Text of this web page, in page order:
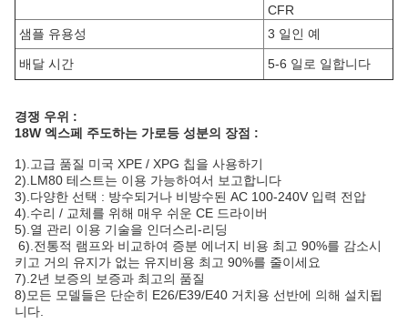
CFR
샘플 유용성
3 일인 예
배달 시간 5-6 일로 일합니다
경쟁 우위 :
18W 엑스페 주도하는 가로등 성분의 장점 :
1).고급 품질 미국 XPE / XPG 칩을 사용하기
2).LM80 테스트는 이용 가능하여서 보고합니다
3).다양한 선택 : 방수되거나 비방수된 AC 100-240V 입력 전압
4).수리 / 교체를 위해 매우 쉬운 CE 드라이버
5).열 관리 이용 기술을 인더스리-리딩
6).전통적 램프와 비교하여 증분 에너지 비용 최고 90%를 감소시
키고 거의 유지가 없는 유지비용 최고 90%를 줄이세요
7).2년 보증의 보증과 최고의 품질
8)모든 모델들은 단순히 E26/E39/E40 거치용 선반에 의해 설치됩
니다.